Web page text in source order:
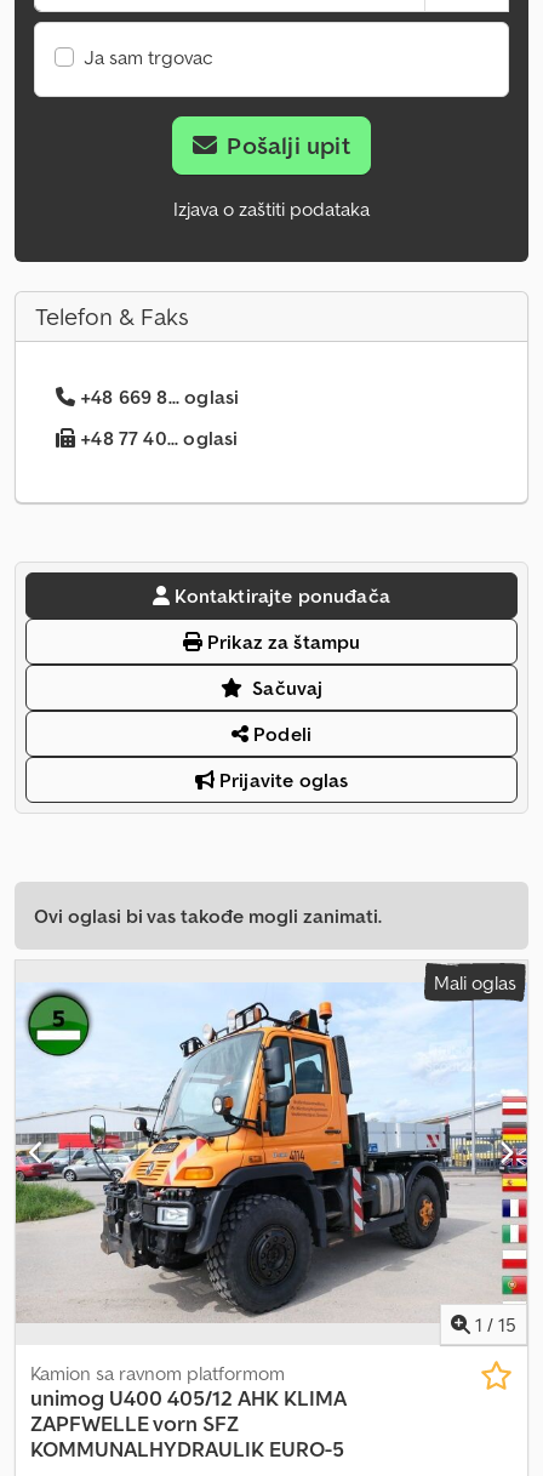
Ja sam trgovac
Pošalji upit
Izjava o zaštiti podataka
Telefon & Faks
+48 669 8... oglasi
+48 77 40... oglasi
Kontaktirajte ponuđača
Prikaz za štampu
Sačuvaj
Podeli
Prijavite oglas
Ovi oglasi bi vas takođe mogli zanimati.
Mali oglas
1 / 15
Kamion sa ravnom platformom
unimog U400 405/12 AHK KLIMA
ZAPFWELLE vorn SFZ
KOMMUNALHYDRAULIK EURO-5